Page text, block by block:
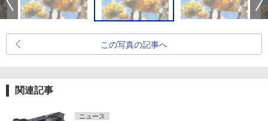
この写真の記事へ
関連記事
ニュース